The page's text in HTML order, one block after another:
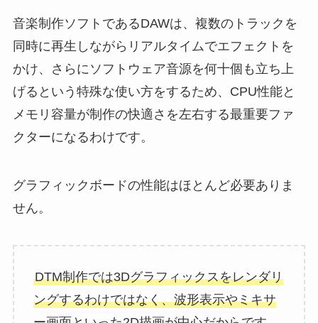
音楽制作ソフトであるDAWは、複数のトラックを
同時に再生しながらリアルタイムでエフェクトを
かけ、さらにソフトウェア音源を何十個も立ち上
げるという特殊な使い方をするため、CPU性能と
メモリ容量が制作の快適さを左右する最重要ファ
クターになるわけです。
グラフィックボードの性能はほとんど必要ありま
せん。
DTM制作では3Dグラフィックスをレンダリ
ングするわけではなく、波形表示やミキサ